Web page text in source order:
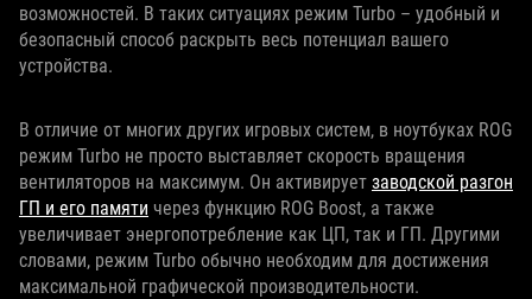
возможностей. В таких ситуациях режим Turbo – удобный и
безопасный способ раскрыть весь потенциал вашего
устройства.
В отличие от многих других игровых систем, в ноутбуках ROG
режим Turbo не просто выставляет скорость вращения
вентиляторов на максимум. Он активирует заводской разгон
ГП и его памяти через функцию ROG Boost, а также
увеличивает энергопотребление как ЦП, так и ГП. Другими
словами, режим Turbo обычно необходим для достижения
максимальной графической производительности.